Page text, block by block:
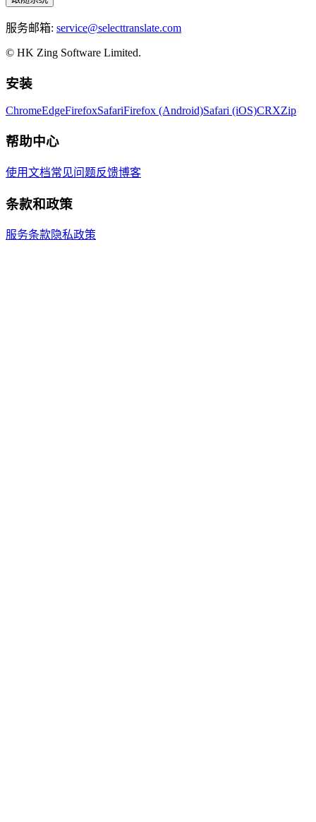
服务邮箱: service@selecttranslate.com
© HK Zing Software Limited.
安装
ChromeEdgeFirefoxSafariFirefox (Android)Safari (iOS)CRXZip
帮助中心
使用文档常见问题反馈博客
条款和政策
服务条款隐私政策